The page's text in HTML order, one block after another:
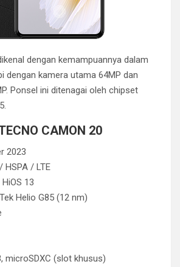
dengan kemampuannya dalam
dengan kamera utama 64MP dan
Ponsel ini ditenagai oleh chipset
CAMON 20
2023
HSPA / LTE
13
Helio G85 (12 nm)
microSDXC (slot khusus)